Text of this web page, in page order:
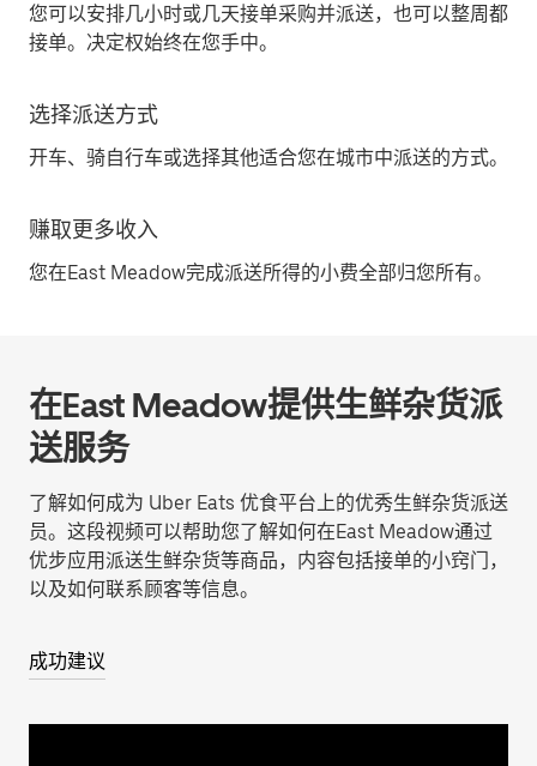
您可以安排几小时或几天接单采购并派送，也可以整周都
接单。决定权始终在您手中。
选择派送方式
开车、骑自行车或选择其他适合您在城市中派送的方式。
赚取更多收入
您在East Meadow完成派送所得的小费全部归您所有。
在East Meadow提供生鲜杂货派
送服务
了解如何成为 Uber Eats 优食平台上的优秀生鲜杂货派送
员。这段视频可以帮助您了解如何在East Meadow通过
优步应用派送生鲜杂货等商品，内容包括接单的小窍门，
以及如何联系顾客等信息。
成功建议